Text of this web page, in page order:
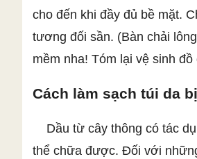
cho đến khi đầy đủ bề mặt.
tương đối sần. (Bàn chải
mềm nha! Tóm lại vệ sinh
Cách làm sạch túi da
Dầu từ cây thông có tác
thể chữa được. Đối với